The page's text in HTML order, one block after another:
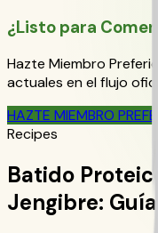
¿Listo para
Hazte Miembro
actuales en el flujo
HAZTE MIEMBRO
Recipes
Batido
Jengibre: